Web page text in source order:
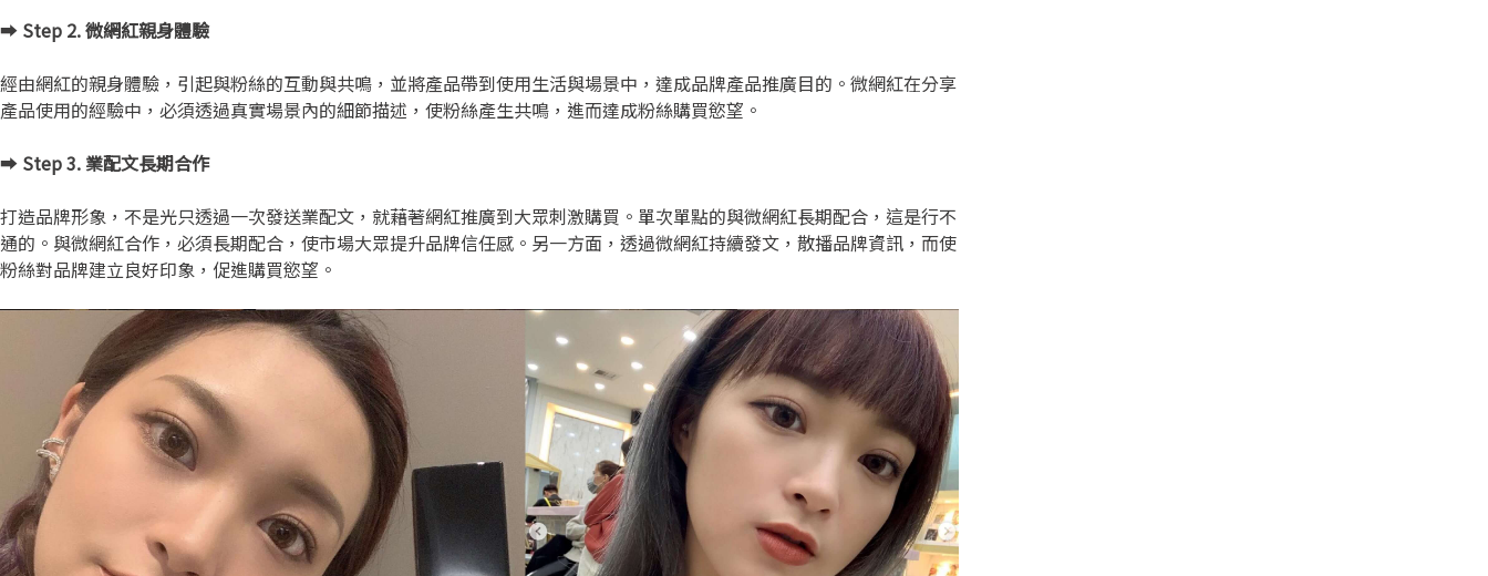
➡️ Step 2. 微網紅親身體驗
經由網紅的親身體驗，引起與粉絲的互動與共鳴，並將產品帶到使用生活與場景中，達成品牌產品推廣目的。微網紅在分享
產品使用的經驗中，必須透過真實場景內的細節描述，使粉絲產生共鳴，進而達成粉絲購買慾望。
➡️ Step 3. 業配文長期合作
打造品牌形象，不是光只透過一次發送業配文，就藉著網紅推廣到大眾刺激購買。單次單點的與微網紅長期配合，這是行不
通的。與微網紅合作，必須長期配合，使市場大眾提升品牌信任感。另一方面，透過微網紅持續發文，散播品牌資訊，而使
粉絲對品牌建立良好印象，促進購買慾望。